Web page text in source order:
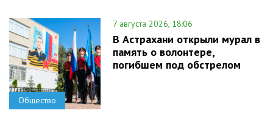
Общество
7 августа 2026, 18:06
В Астрахани открыли мурал в
память о волонтере,
погибшем под обстрелом